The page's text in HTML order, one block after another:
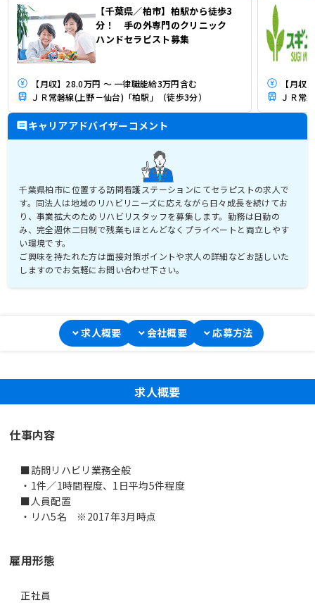
【千葉県／柏市】柏駅から徒歩3
分！ 手の外専門のクリニック
ハンドセラピスト募集
【月収】28.0万円 ～ 一律職能給3万円含む
ＪＲ常磐線(上野－仙台)「柏駅」（徒歩3分）
【月収
ＪＲ常
キャリアアドバイザーコメント
千葉県柏市に位置する訪問看護ステーションにてセラピストの求人で
す。同法人は地域のリハビリニーズに応えながら日々成長を続けてお
り、事業拡大のためリハビリスタッフを募集します。勤務は日勤の
み、完全週休二日制で残業もほとんどなくプライベートと両立しやす
い環境です。
ご興味を持たれた方は面接対策ポイントや求人の詳細などお話しいた
しますのでお気軽にお問い合わせ下さい。
求人概要 会社概要 応募方法
求人概要
仕事内容
■訪問リハビリ業務全般
・1件／1時間程度、1日平均5件程度
■人員配置
・リハ5名 ※2017年3月時点
雇用形態
正社員